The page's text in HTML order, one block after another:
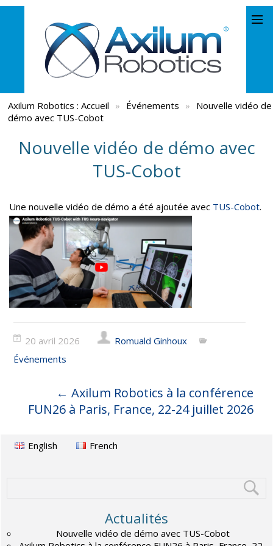
Axilum Robotics :Accueil » Événements » Nouvelle vidéo de
démo avec TUS-Cobot
Nouvelle vidéo de démo avec
TUS-Cobot
Une nouvelle vidéo de démo a été ajoutée avec TUS-Cobot.
20 avril 2026
Romuald Ginhoux
Événements
← Axilum Robotics à la conférence
FUN26 à Paris, France, 22-24 juillet 2026
English French
Actualités
Nouvelle vidéo de démo avec TUS-Cobot